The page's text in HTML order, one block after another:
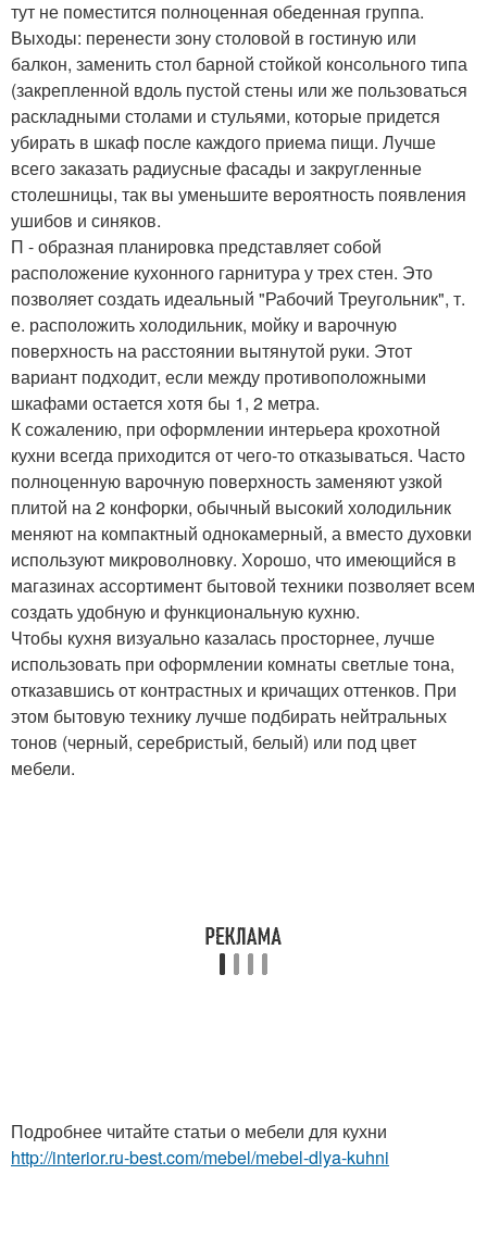
тут не поместится полноценная обеденная группа.
Выходы: перенести зону столовой в гостиную или
балкон, заменить стол барной стойкой консольного типа
(закрепленной вдоль пустой стены или же пользоваться
раскладными столами и стульями, которые придется
убирать в шкаф после каждого приема пищи. Лучше
всего заказать радиусные фасады и закругленные
столешницы, так вы уменьшите вероятность появления
ушибов и синяков.
П - образная планировка представляет собой
расположение кухонного гарнитура у трех стен. Это
позволяет создать идеальный "Рабочий Треугольник", т.
е. расположить холодильник, мойку и варочную
поверхность на расстоянии вытянутой руки. Этот
вариант подходит, если между противоположными
шкафами остается хотя бы 1, 2 метра.
К сожалению, при оформлении интерьера крохотной
кухни всегда приходится от чего-то отказываться. Часто
полноценную варочную поверхность заменяют узкой
плитой на 2 конфорки, обычный высокий холодильник
меняют на компактный однокамерный, а вместо духовки
используют микроволновку. Хорошо, что имеющийся в
магазинах ассортимент бытовой техники позволяет всем
создать удобную и функциональную кухню.
Чтобы кухня визуально казалась просторнее, лучше
использовать при оформлении комнаты светлые тона,
отказавшись от контрастных и кричащих оттенков. При
этом бытовую технику лучше подбирать нейтральных
тонов (черный, серебристый, белый) или под цвет
мебели.
Подробнее читайте статьи о мебели для кухни
http://interior.ru-best.com/mebel/mebel-dlya-kuhni